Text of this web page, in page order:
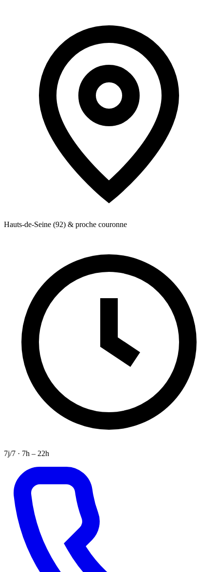
Hauts-de-Seine (92) & proche couronne
7j/7 · 7h – 22h